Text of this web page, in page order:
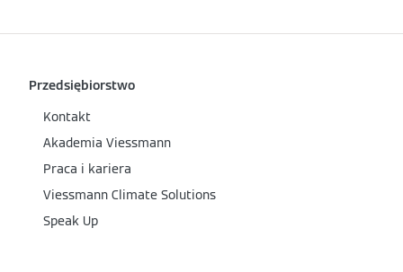
Przedsiębiorstwo
Kontakt
Akademia Viessmann
Praca i kariera
Viessmann Climate Solutions
Speak Up